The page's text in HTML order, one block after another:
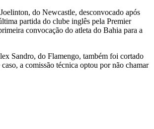
do Newcastle, desconvocado após
partida do clube inglês pela Premier
convocação do atleta do Bahia para a
Sandro, do Flamengo, também foi cortado
caso, a comissão técnica optou por não chamar